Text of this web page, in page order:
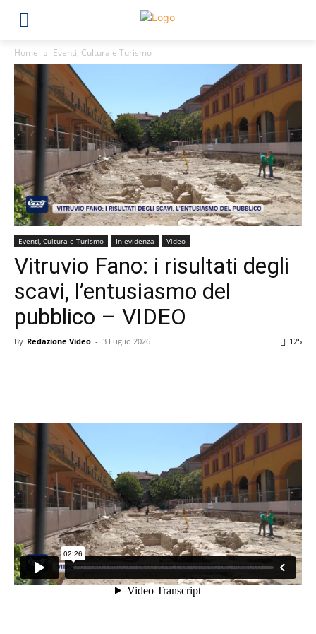
Home Eventi, Cultura e Turismo
Eventi, Cultura e Turismo In evidenza Video
Vitruvio Fano: i risultati degli
scavi, l’entusiasmo del
pubblico – VIDEO
By Redazione Video - 3 Luglio 2026 125